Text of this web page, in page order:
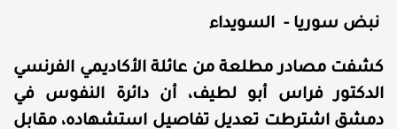
نبض سوريا - السويداء
كشفت مصادر مطلعة من عائلة الأكاديمي الفرنسي
الدكتور فراس أبو لطيف، أن دائرة النفوس في
دمشق اشترطت تعديل تفاصيل استشهاده، مقابل